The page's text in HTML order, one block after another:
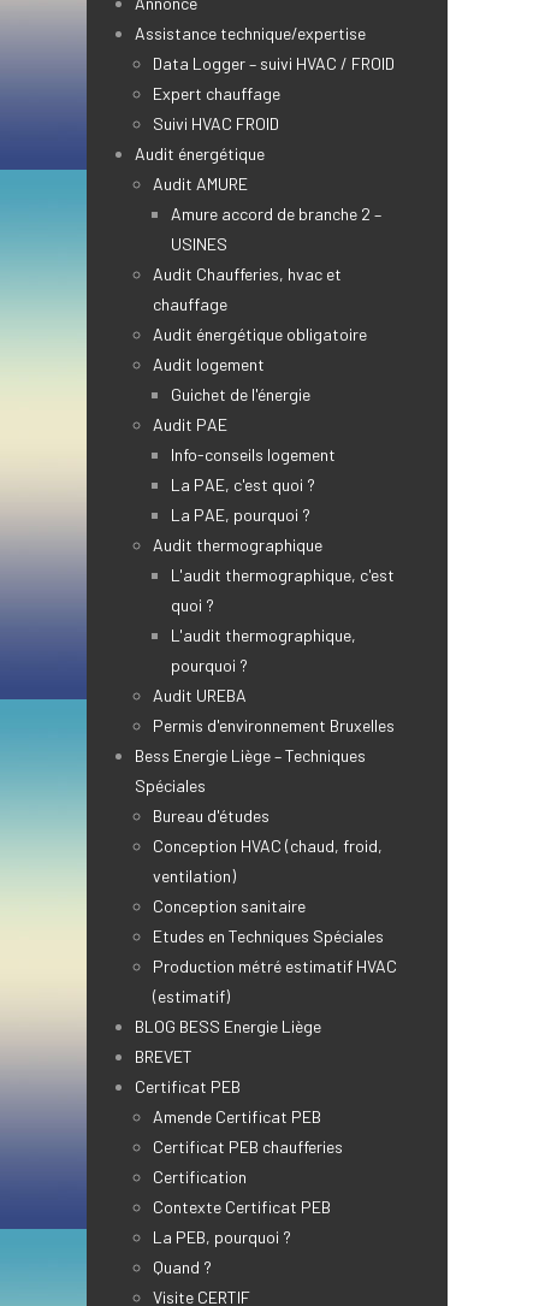
Assistance technique/expertise
Data Logger – suivi HVAC / FROID
Expert chauffage
Suivi HVAC FROID
Audit énergétique
Audit AMURE
Amure accord de branche 2 –
USINES
Audit Chaufferies, hvac et
chauffage
Audit énergétique obligatoire
Audit logement
Guichet de l'énergie
Audit PAE
Info-conseils logement
La PAE, c'est quoi ?
La PAE, pourquoi ?
Audit thermographique
L'audit thermographique, c'est
quoi ?
L'audit thermographique,
pourquoi ?
Audit UREBA
Permis d'environnement Bruxelles
Bess Energie Liège – Techniques
Spéciales
Bureau d'études
Conception HVAC (chaud, froid,
ventilation)
Conception sanitaire
Etudes en Techniques Spéciales
Production métré estimatif HVAC
(estimatif)
BLOG BESS Energie Liège
BREVET
Certificat PEB
Amende Certificat PEB
Certificat PEB chaufferies
Certification
Contexte Certificat PEB
La PEB, pourquoi ?
Quand ?
Visite CERTIF